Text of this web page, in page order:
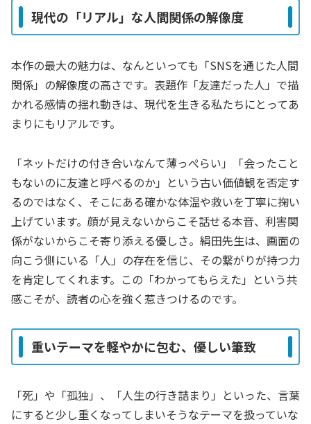
現代の「リアル」な人間関係の解像度
本作の最大の魅力は、なんといっても「SNSを通じた人間
関係」の解像度の高さです。表題作「友達だった人」で描
かれる感情の揺れ動きは、現代を生きる私たちにとってあ
まりにもリアルです。
「ネットだけの付き合いなんて薄っぺらい」「会ったこと
もないのに友達と呼べるのか」という古い価値観を否定す
るのではなく、そこにある確かな体温や救いを丁寧に掬い
上げています。顔が見えないからこそ話せる本音、利害関
係がないからこそ寄り添える優しさ。絹田先生は、画面の
向こう側にいる「人」の存在を信じ、その繋がりが持つ力
を肯定してくれます。この「わかってもらえた」という共
感こそが、読者の心を強く惹きつけるのです。
重いテーマを軽やかに包む、優しい筆致
「死」や「孤独」、「人生の行き詰まり」といった、言葉
にすると少し重くなってしまいそうなテーマを扱っていな